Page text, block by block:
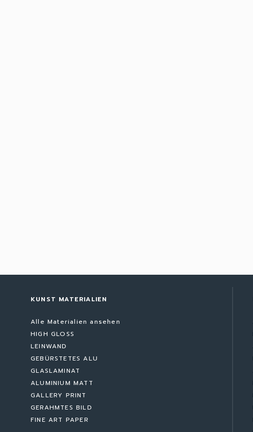
KUNST MATERIALIEN
Alle Materialien ansehen
HIGH GLOSS
LEINWAND
GEBÜRSTETES ALU
GLASLAMINAT
ALUMINIUM MATT
GALLERY PRINT
GERAHMTES BILD
FINE ART PAPER